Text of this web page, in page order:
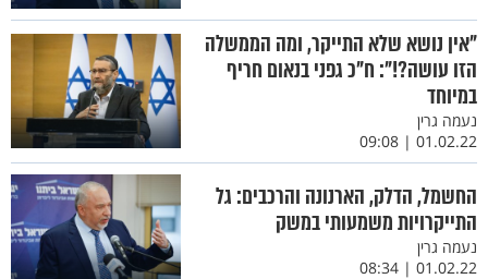
"אין נושא שלא התייקר, ומה הממשלה
הזו עושה?!": ח"כ גפני בנאום חריף
במיוחד
נעמה גרין
01.02.22 | 09:08
החשמל, הדלק, הארנונה והרכבים: גל
התייקרויות משמעותי במשק
נעמה גרין
01.02.22 | 08:34